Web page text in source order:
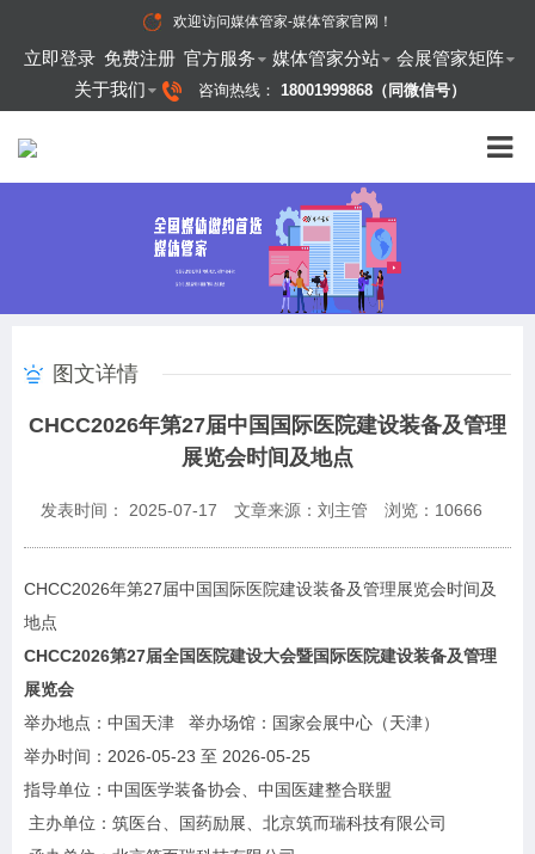
欢迎访问媒体管家-媒体管家官网 ！
立即登录 免费注册 官方服务 媒体管家分站
会展管家矩阵
关于我们
咨询热线： 18001999868（同微信号）
图文详情
CHCC2026年第27届中国国际医院建设装备及管理
展览会时间及地点
发表时间： 2025-07-17 文章来源：刘主管 浏览： 10666
CHCC2026年第27届中国国际医院建设装备及管理展览会时间及
地点
CHCC2026第27届全国医院建设大会暨国际医院建设装备及管理
展览会
举办地点：中国天津 举办场馆：国家会展中心（天津）
举办时间：2026-05-23 至 2026-05-25
指导单位：中国医学装备协会、中国医建整合联盟
主办单位：筑医台、国药励展、北京筑而瑞科技有限公司